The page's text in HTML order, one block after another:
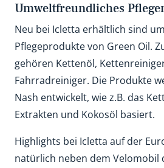
Umweltfreundliches
Neu bei Icletta erhältlich sind
Pflegeprodukte von Green Oil.
gehören Kettenöl,
Fahrradreiniger. Die Produkte
Nash entwickelt, wie z.B. das
Extrakten und Kokosöl basiert.
Highlights bei Icletta auf der
natürlich neben dem Velomobil